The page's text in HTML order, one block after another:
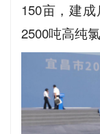
150亩，建
2500吨高纯氯